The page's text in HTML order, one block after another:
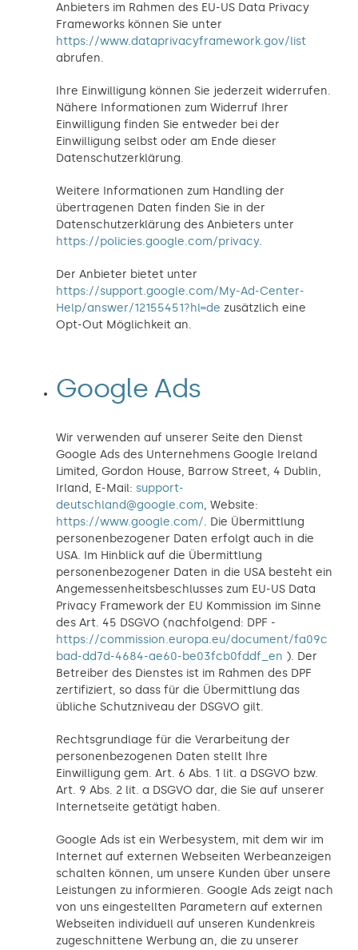
Anbieters im Rahmen des EU-US Data Privacy
Frameworks können Sie unter
https://www.dataprivacyframework.gov/list
abrufen.
Ihre Einwilligung können Sie jederzeit widerrufen.
Nähere Informationen zum Widerruf Ihrer
Einwilligung finden Sie entweder bei der
Einwilligung selbst oder am Ende dieser
Datenschutzerklärung.
Weitere Informationen zum Handling der
übertragenen Daten finden Sie in der
Datenschutzerklärung des Anbieters unter
https://policies.google.com/privacy.
Der Anbieter bietet unter
https://support.google.com/My-Ad-Center-
Help/answer/12155451?hl=de zusätzlich eine
Opt-Out Möglichkeit an.
Google Ads
Wir verwenden auf unserer Seite den Dienst
Google Ads des Unternehmens Google Ireland
Limited, Gordon House, Barrow Street, 4 Dublin,
Irland, E-Mail: support-
deutschland@google.com, Website:
https://www.google.com/. Die Übermittlung
personenbezogener Daten erfolgt auch in die
USA. Im Hinblick auf die Übermittlung
personenbezogener Daten in die USA besteht ein
Angemessenheitsbeschlusses zum EU-US Data
Privacy Framework der EU Kommission im Sinne
des Art. 45 DSGVO (nachfolgend: DPF -
https://commission.europa.eu/document/fa09c
bad-dd7d-4684-ae60-be03fcb0fddf_en ). Der
Betreiber des Dienstes ist im Rahmen des DPF
zertifiziert, so dass für die Übermittlung das
übliche Schutzniveau der DSGVO gilt.
Rechtsgrundlage für die Verarbeitung der
personenbezogenen Daten stellt Ihre
Einwilligung gem. Art. 6 Abs. 1 lit. a DSGVO bzw.
Art. 9 Abs. 2 lit. a DSGVO dar, die Sie auf unserer
Internetseite getätigt haben.
Google Ads ist ein Werbesystem, mit dem wir im
Internet auf externen Webseiten Werbeanzeigen
schalten können, um unsere Kunden über unsere
Leistungen zu informieren. Google Ads zeigt nach
von uns eingestellten Parametern auf externen
Webseiten individuell auf unseren Kundenkreis
zugeschnittene Werbung an, die zu unserer